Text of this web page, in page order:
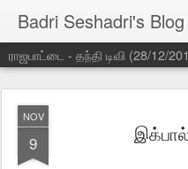
Badri Seshadri's Blog
ராஜபாட்டை - தந்தி டிவி (28/12/
NOV
9